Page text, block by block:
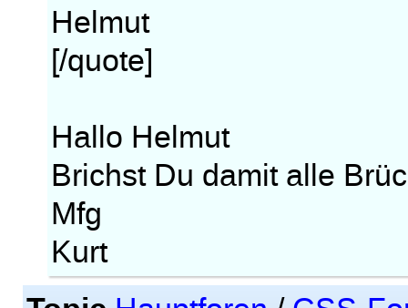
Helmut
[/quote]
Hallo Helmut
Brichst Du damit alle
Mfg
Kurt